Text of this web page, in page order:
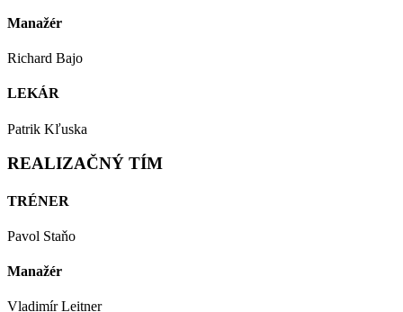
Manažér
Richard Bajo
LEKÁR
Patrik Kľuska
REALIZAČNÝ TÍM
TRÉNER
Pavol Staňo
Manažér
Vladimír Leitner